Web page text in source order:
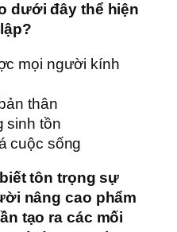
dưới đây thể hiện
mọi người kính
thân
sinh tồn
cuộc sống
tôn trọng sự
nâng cao phẩm
tạo ra các mối